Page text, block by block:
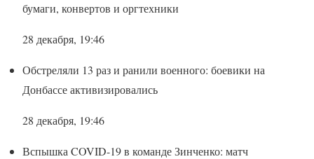
бумаги, конвертов и оргтехники
28 декабря, 19:46
Обстреляли 13 раз и ранили военного: боевики на
Донбассе активизировались
28 декабря, 19:46
Вспышка COVID-19 в команде Зинченко: матч